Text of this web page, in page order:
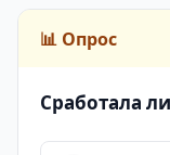
📊 Опрос
Сработала